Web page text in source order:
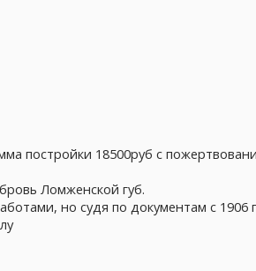
постройки 18500руб с
Ломженской губ.
но судя по документам с 1906